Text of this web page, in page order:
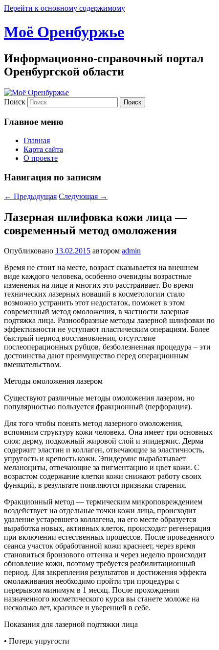
Перейти к основному содержимому
Моё Оренбуржье
Информационно-справочный портал
Оренбургской области
Поиск
Главное меню
Главная
Карта сайта
О проекте
Навигация по записям
← Предыдущая Следующая →
Лазерная шлифовка кожи лица —
современный метод омоложения
Опубликовано 13.02.2015 автором admin
Время не стоит на месте, возраст сказывается на внешнем
виде каждого человека, особенно очевидны возрастные
изменения на лице и многих это расстраивает. Во время
технических лазерных новаций в косметологии стало
возможно устранить этот недостаток, поможет в этом
современный метод омоложения, в частности лазерная
подтяжка лица. Разнообразные методы лазерной шлифовки по
эффективности не уступают пластическим операциям. Более
быстрый период восстановления, отсутствие
послеоперационных рубцов, безболезненная процедура – эти
достоинства дают преимущество перед операционным
вмешательством.
Методы омоложения лазером
Существуют различные методы омоложения лазером, но
популярностью пользуется фракционный (перфорация).
Для того чтобы понять метод лазерного омоложения,
вспомним структуру кожи человека. Она имеет три основных
слоя: дерму, подкожный жировой слой и эпидермис. Дерма
содержит эластин и коллаген, отвечающие за эластичность,
упругость и крепость кожи. Эпидермис вырабатывает
меланоциты, отвечающие за пигментацию и цвет кожи. С
возрастом содержание клетки кожи снижают работу своих
функций, в результате появляются признаки старения.
Фракционный метод — термическим микроповреждением
воздействует на отдельные точки кожи лица, происходит
удаление устаревшего коллагена, на его месте образуется
выработка новых, активных клеток, происходит регенерация
при включении естественных процессов. После проведенного
сеанса участок обработанной кожи краснеет, через время
становиться бронзового оттенка и через неделю происходит
обновление кожи, поэтому требуется реабилитационный
период. Для закрепления результатов и достижения эффекта
омолаживания необходимо пройти три процедуры с
перерывом минимум в 1 месяц. После прохождения
назначенного косметического курса вы станете моложе на
несколько лет, красивее и уверенней в себе.
Показания для лазерной подтяжки лица
• Потеря упругости